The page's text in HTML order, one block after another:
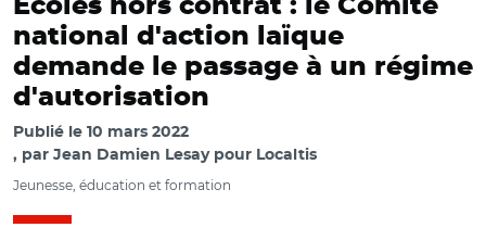
Écoles hors contrat : le Comité
national d'action laïque
demande le passage à un régime
d'autorisation
Publié le 10 mars 2022
par Jean Damien Lesay pour Localtis
Jeunesse, éducation et formation